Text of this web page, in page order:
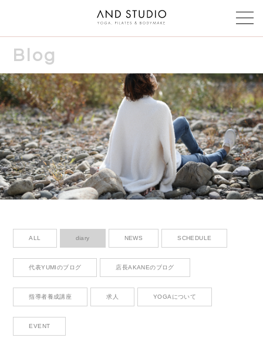
Class & instructor
Schedule スケジュール
Reservation 予約
Voice お客様の声
Blog & News
Contact お問い合わせ
Blog
ALL diary NEWS SCHEDULE
代表YUMIのブログ 店長AKANEのブログ
指導者養成講座 求人 YOGAについて
EVENT